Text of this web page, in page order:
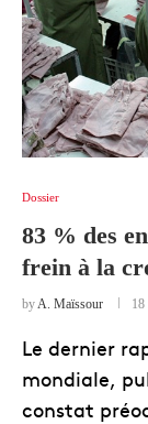
Dossier
83 % des
frein à la
byA. Maïssour 18
Le dernier
mondiale,
constat